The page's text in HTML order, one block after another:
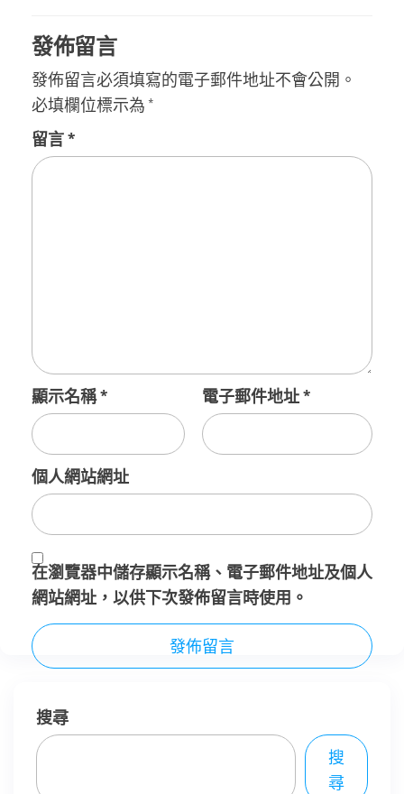
發佈留言
發佈留言必須填寫的電子郵件地址不會公開。
必填欄位標示為 *
留言*
顯示名稱* 電子郵件地址*
個人網站網址
在瀏覽器中儲存顯示名稱、電子郵件地址及個人
網站網址，以供下次發佈留言時使用。
搜尋
搜
尋